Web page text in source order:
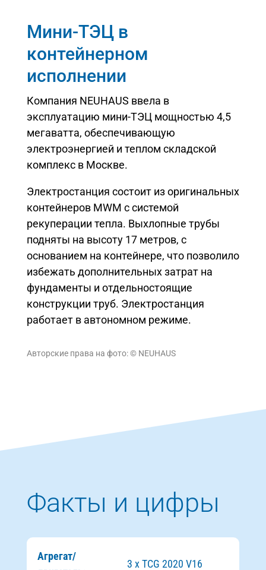
Мини-ТЭЦ в
контейнерном
исполнении
Компания NEUHAUS ввела в
эксплуатацию мини-ТЭЦ мощностью 4,5
мегаватта, обеспечивающую
электроэнергией и теплом складской
комплекс в Москве.
Электростанция состоит из оригинальных
контейнеров MWM с системой
рекуперации тепла. Выхлопные трубы
подняты на высоту 17 метров, с
основанием на контейнере, что позволило
избежать дополнительных затрат на
фундаменты и отдельностоящие
конструкции труб. Электростанция
работает в автономном режиме.
Авторские права на фото: © NEUHAUS
Факты и цифры
Агрегат/
3 x TCG 2020 V16